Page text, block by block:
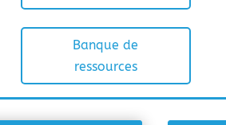
Banque de
ressources